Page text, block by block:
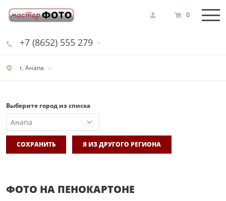
г. Анапа
+7 (8652) 555 279
0
Выберите город из списка
СОХРАНИТЬ Я ИЗ ДРУГОГО РЕГИОНА
ФОТО НА ПЕНОКАРТОНЕ